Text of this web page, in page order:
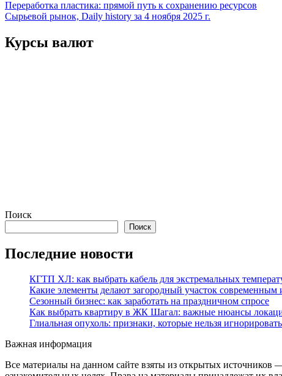
Навигация
по
записям
Переработка пластика: прямой путь к сохранению ресурсов
Сырьевой рынок, Daily history за 4 ноября 2025 г.
Курсы валют
Поиск
Поиск
Последние новости
КГТП ХЛ: как выбрать кабель для экстремальных
Какие элементы делают загородный участок
Сезонный бизнес: как заработать на праздничном спросе
Как выбрать квартиру в ЖК Шагал: важные нюансы
Глиальная опухоль: признаки, которые нельзя игнорировать
Важная информация
Все материалы на данном сайте взяты из открытых источников